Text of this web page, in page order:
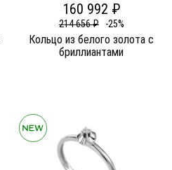
160 992 ₽
214 656 ₽ -25%
Кольцо из белого золота c
бриллиантами